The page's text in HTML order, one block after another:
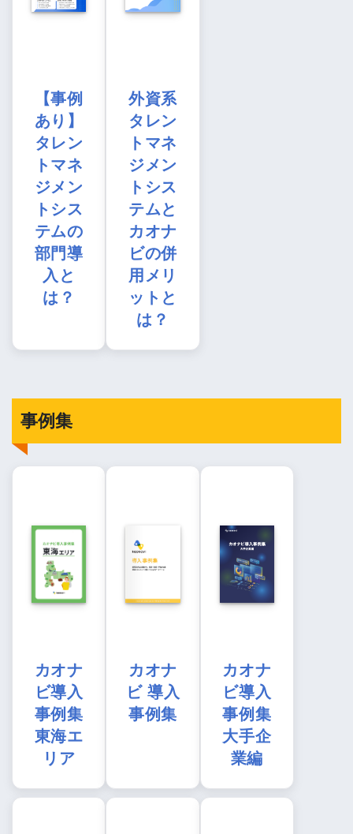
【事例
あり】
タレン
トマネ
ジメン
トシス
テムの
部門導
入と
は？
外資系
タレン
トマネ
ジメン
トシス
テムと
カオナ
ビの併
用メリ
ットと
は？
事例集
カオナ
ビ導入
事例集
東海エ
リア
カオナ
ビ 導入
事例集
カオナ
ビ導入
事例集
大手企
業編